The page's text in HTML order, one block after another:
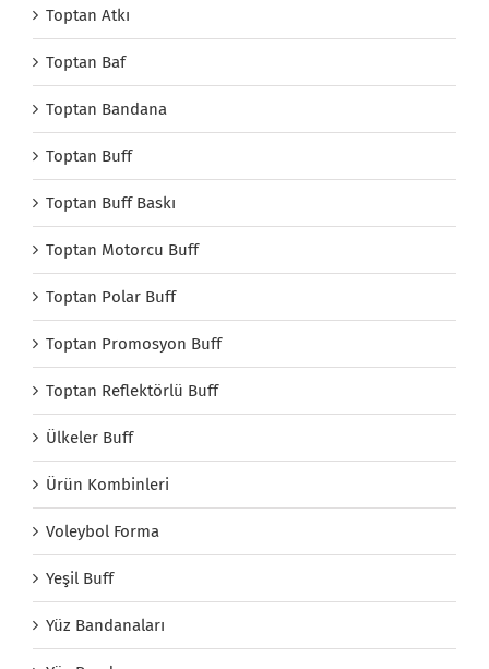
Toptan Atkı
Toptan Baf
Toptan Bandana
Toptan Buff
Toptan Buff Baskı
Toptan Motorcu Buff
Toptan Polar Buff
Toptan Promosyon Buff
Toptan Reflektörlü Buff
Ülkeler Buff
Ürün Kombinleri
Voleybol Forma
Yeşil Buff
Yüz Bandanaları